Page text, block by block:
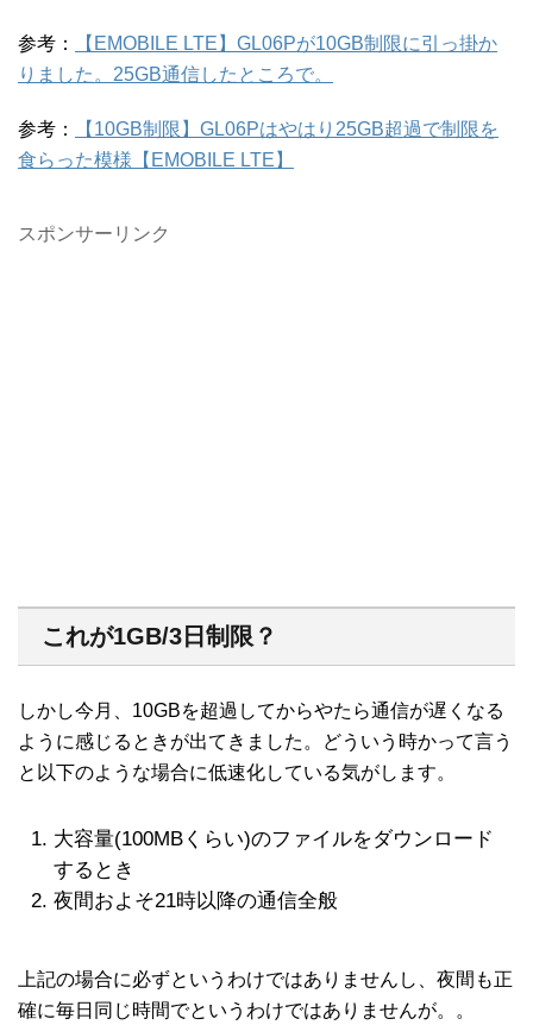
参考：
【EMOBILE LTE】GL06Pが10GB制限に引っ掛か
りました。25GB通信したところで。
参考：
【10GB制限】GL06Pはやはり25GB超過で制限を
食らった模様【EMOBILE LTE】
スポンサーリンク
これが1GB/3日制限？
しかし今月、10GBを超過してからやたら通信が遅くなる
ように感じるときが出てきました。どういう時かって言う
と以下のような場合に低速化している気がします。
大容量(100MBくらい)のファイルをダウンロード
するとき
夜間およそ21時以降の通信全般
上記の場合に必ずというわけではありませんし、夜間も正
確に毎日同じ時間でというわけではありませんが。。